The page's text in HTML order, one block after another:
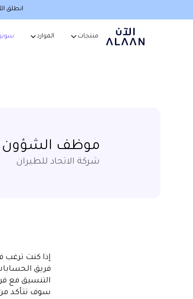
انطلق
منتجات الموارد
موظف الشؤون
شركة الاتحاد للطيران
إذا كنت ترغب
فريق
التنسيق مع
سوف تتأكد